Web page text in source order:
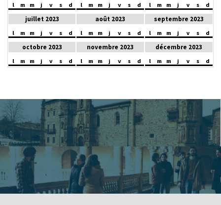
l m m j v s d l m m j v s d l m m j v s d
juillet 2023
l m m j v s d
août 2023
l m m j v s d
septembre 2023
l m m j v s d
octobre 2023
l m m j v s d
novembre 2023
l m m j v s d
décembre 2023
l m m j v s d